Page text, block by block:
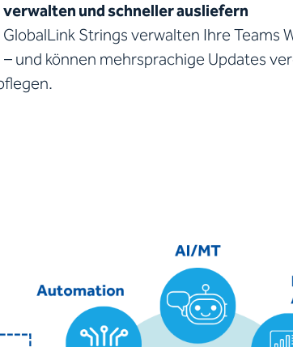
und schneller ausliefern
Strings verwalten Ihre Teams
und können mehrsprachige Updates